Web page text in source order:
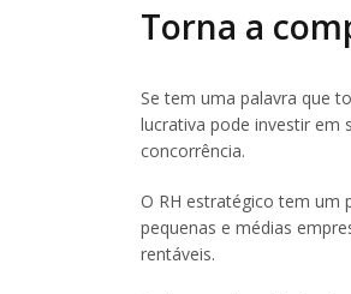
Torna a
Se tem uma palavra que
lucrativa pode investir em
concorrência.
O RH estratégico tem um
pequenas e médias
rentáveis.